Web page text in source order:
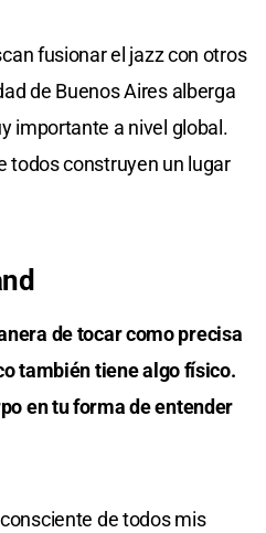
fusionar el jazz con otros
de Buenos Aires alberga
importante a nivel global.
todos construyen un lugar
de tocar como precisa
también tiene algo físico.
en tu forma de entender
de todos mis